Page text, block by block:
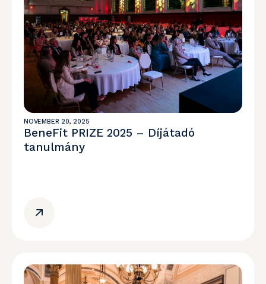
NOVEMBER 20, 2025
BeneFit PRIZE 2025 – Díjátadó
tanulmány